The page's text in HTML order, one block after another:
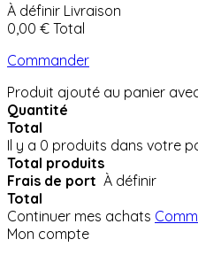
À définir Livraison
0,00 € Total
Commander
Produit ajouté au panier
Quantité
Total
Il y a 0 produits dans votre
Total produits
Frais de port À définir
Total
Continuer mes achats
Mon compte